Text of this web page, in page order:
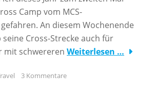
Camp vom MCS-
An diesem Wochenende
Cross-Strecke auch für
mit schwereren Weiterlesen …
3 Kommentare